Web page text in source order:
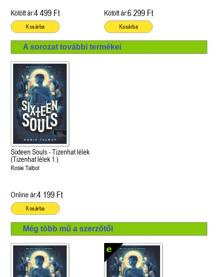
Kötött ár:4 499 Ft
Kosárba
Kötött ár:6 299 Ft
Kosárba
A sorozat további termékei
Sixteen Souls - Tizenhat lélek
(Tizenhat lélek 1.)
Rosie Talbot
Online ár:4 199 Ft
Kosárba
Még több mű a szerzőtől